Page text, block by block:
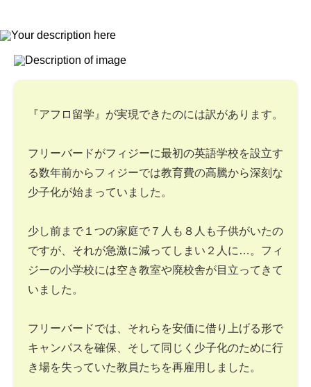
『アフロ留学』が実現できたのには訳があります。
フリーバードがフィジーに最初の英語学校を設立す
る数年前からフィジーでは教育費の高騰から深刻な
少子化が始まっていました。
少し前まで１つの家庭で７人も８人も子供がいたの
ですが、それが急激に減ってしまい２人に…。フィ
ジーの小学校には空き教室や廃校舎が目立ってきて
いました。
フリーバードでは、それらを安価に借り上げる形で
キャンパスを確保、そして同じく少子化のために行
き場を失っていた教員たちを再雇用しました。